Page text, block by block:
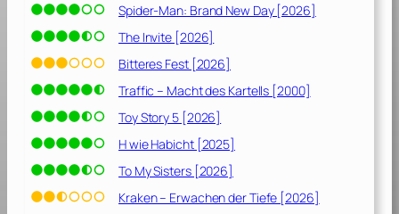
L
e
b
n
s
[
2
0
1
Spider-Man: Brand New Day [2026]
The Invite [2026]
Bitteres Fest [2026]
Traffic – Macht des Kartells [2000]
Toy Story 5 [2026]
H wie Habicht [2025]
To My Sisters [2026]
Kraken – Erwachen der Tiefe [2026]